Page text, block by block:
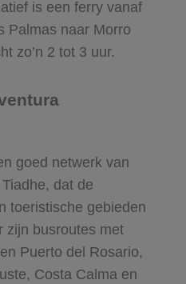
is een ferry vanaf
Palmas naar Morro
zo’n 2 tot 3 uur.
goed netwerk van
dat de
toeristische gebieden
zijn busroutes met
Puerto del Rosario,
Costa Calma en